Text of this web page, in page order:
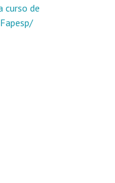
curso de